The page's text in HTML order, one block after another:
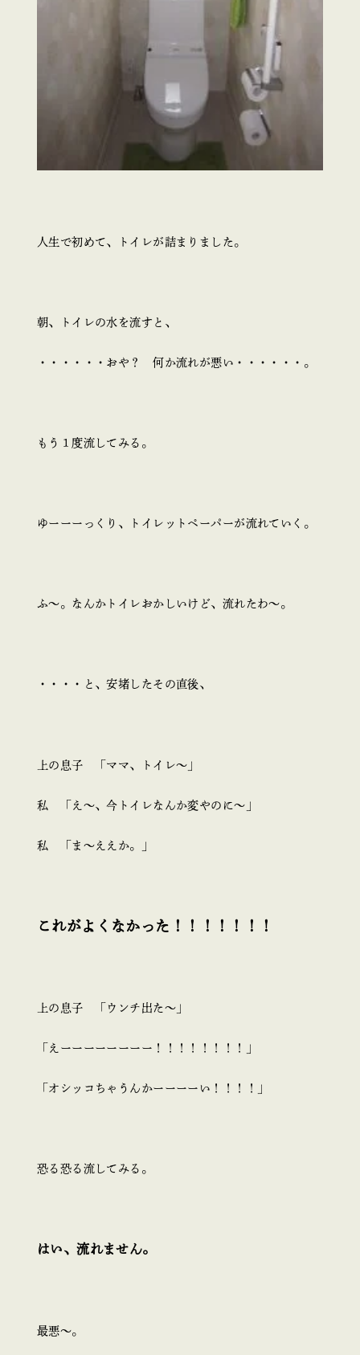
人生で初めて、トイレが詰まりました。
朝、トイレの水を流すと、
・・・・・・おや？ 何か流れが悪い・・・・・・。
もう１度流してみる。
ゆーーーっくり、トイレットペーパーが流れていく。
ふ～。なんかトイレおかしいけど、流れたわ～。
・・・・と、安堵したその直後、
上の息子 「ママ、トイレ～」
私 「え～、今トイレなんか変やのに～」
私 「ま～ええか。」
これがよくなかった！！！！！！！
上の息子 「ウンチ出た～」
「えーーーーーーーー！！！！！！！！」
「オシッコちゃうんかーーーーい！！！！」
恐る恐る流してみる。
はい、流れません。
最悪～。